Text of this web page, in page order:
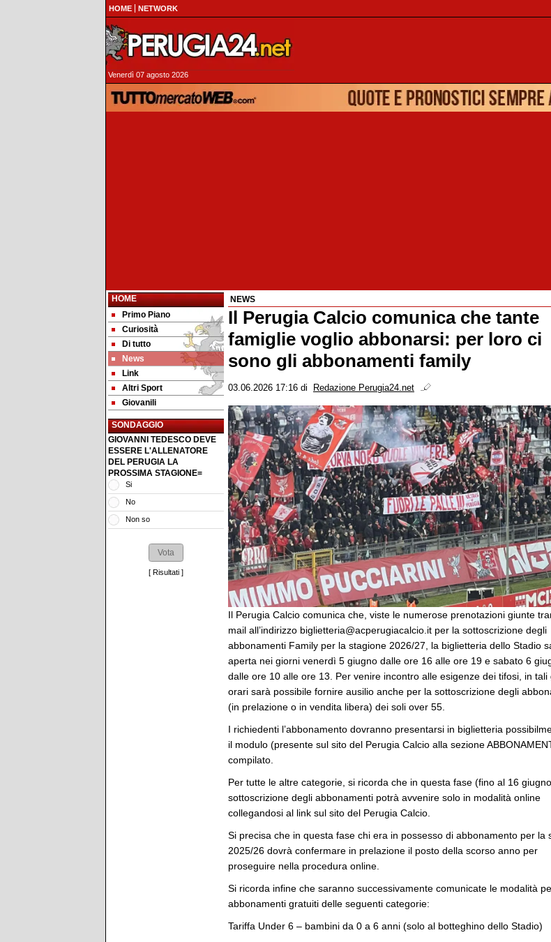
HOME NETWORK
Venerdì 07 agosto 2026
HOME
Primo Piano
Curiosità
Di tutto
News
Link
Altri Sport
Giovanili
SONDAGGIO
GIOVANNI TEDESCO DEVE
ESSERE L'ALLENATORE
DEL PERUGIA LA
PROSSIMA STAGIONE=
Si
No
Non so
[ Risultati ]
NEWS
Il Perugia Calcio comunica che tante
famiglie voglio abbonarsi: per loro ci
sono gli abbonamenti family
03.06.2026 17:16 di Redazione Perugia24.net
Il Perugia Calcio comunica che, viste le numerose prenotazioni giunte
mail all’indirizzo biglietteria@acperugiacalcio.it per la sottoscrizione degli
abbonamenti Family per la stagione 2026/27, la biglietteria dello Stadio
aperta nei giorni venerdì 5 giugno dalle ore 16 alle ore 19 e sabato 6
dalle ore 10 alle ore 13. Per venire incontro alle esigenze dei tifosi, in tali
orari sarà possibile fornire ausilio anche per la sottoscrizione degli
(in prelazione o in vendita libera) dei soli over 55.
I richiedenti l’abbonamento dovranno presentarsi in biglietteria
il modulo (presente sul sito del Perugia Calcio alla sezione
compilato.
Per tutte le altre categorie, si ricorda che in questa fase (fino al 16
sottoscrizione degli abbonamenti potrà avvenire solo in modalità online
collegandosi al link sul sito del Perugia Calcio.
Si precisa che in questa fase chi era in possesso di abbonamento per la
2025/26 dovrà confermare in prelazione il posto della scorso anno per
proseguire nella procedura online.
Si ricorda infine che saranno successivamente comunicate le modalità
abbonamenti gratuiti delle seguenti categorie:
Tariffa Under 6 – bambini da 0 a 6 anni (solo al botteghino dello Stadio)